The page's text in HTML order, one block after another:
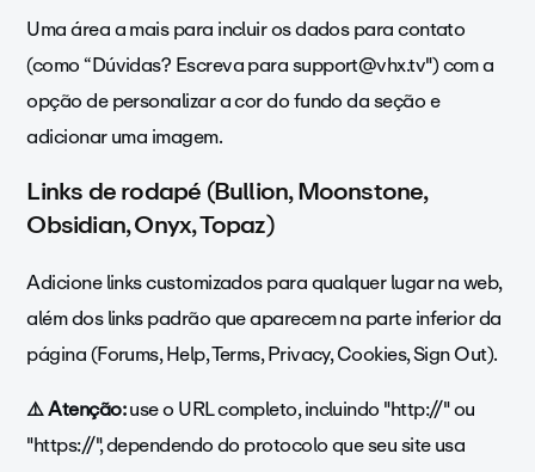
Uma área a mais para incluir os dados para contato
(como “Dúvidas? Escreva para support@vhx.tv") com a
opção de personalizar a cor do fundo da seção e
adicionar uma imagem.
Links de rodapé (Bullion, Moonstone,
Obsidian, Onyx, Topaz)
Adicione links customizados para qualquer lugar na web,
além dos links padrão que aparecem na parte inferior da
página (Forums, Help, Terms, Privacy, Cookies, Sign Out).
⚠️ Atenção:use o URL completo, incluindo "http://" ou
"https://", dependendo do protocolo que seu site usa